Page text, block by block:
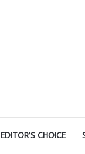
EDITOR’S CHOICE